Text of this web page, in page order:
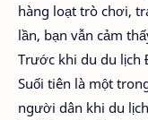
hàng loạt trò chơi,
lần, bạn vẫn cảm
Trước khi du du lịch
Suối tiên là một
người dân khi du